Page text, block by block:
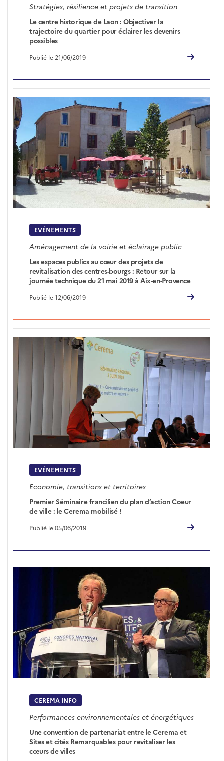
Stratégies, résilience et projets de transition
Le centre historique de Laon : Objectiver la
trajectoire du quartier pour éclairer les devenirs
possibles
Publié le 21/06/2019
EVÉNEMENTS
Aménagement de la voirie et éclairage public
Les espaces publics au cœur des projets de
revitalisation des centres-bourgs : Retour sur la
journée technique du 21 mai 2019 à Aix-en-Provence
Publié le 12/06/2019
EVÉNEMENTS
Economie, transitions et territoires
Premier Séminaire francilien du plan d’action Coeur
de ville : le Cerema mobilisé !
Publié le 05/06/2019
CEREMA INFO
Performances environnementales et énergétiques
Une convention de partenariat entre le Cerema et
Sites et cités Remarquables pour revitaliser les
cœurs de villes